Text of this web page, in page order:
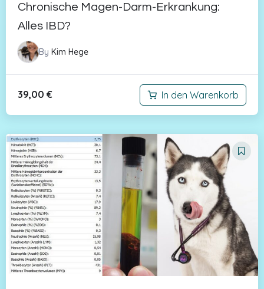
Chronische Magen-Darm-Erkrankung:
Alles IBD?
By Kim Hege
39,00 € In den Warenkorb